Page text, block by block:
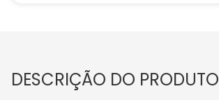
DESCRIÇÃO DO PRODUTO